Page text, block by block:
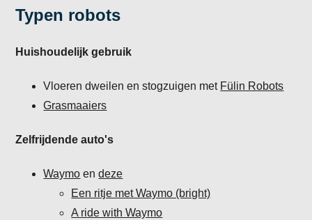
Typen robots
Huishoudelijk gebruik
Vloeren dweilen en stogzuigen met Fülin Robots
Grasmaaiers
Zelfrijdende auto's
Waymo endeze
Een ritje met Waymo (bright)
A ride with Waymo